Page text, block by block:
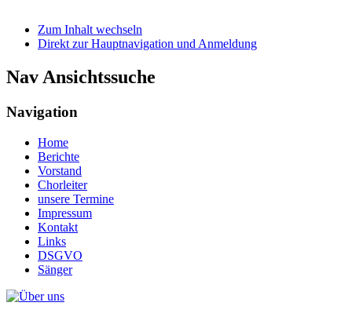
Zum Inhalt wechseln
Direkt zur Hauptnavigation und Anmeldung
Nav Ansichtssuche
Navigation
Home
Berichte
Vorstand
Chorleiter
unsere Termine
Impressum
Kontakt
Links
DSGVO
Sänger